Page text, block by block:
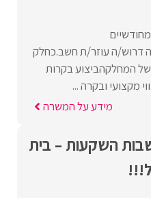
דרוש/ה עוזר/ת חשב.כחלק
של המחלקהביצוע בקרות
מקצועי ובקרה ...
מידע על המשרה
השקעות – בית